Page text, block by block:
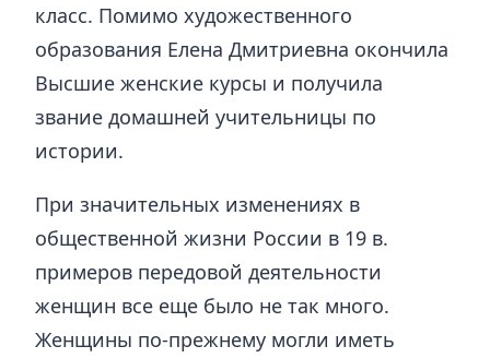
класс. Помимо художественного
образования Елена Дмитриевна окончила
Высшие женские курсы и получила
звание домашней учительницы по
истории.
При значительных изменениях в
общественной жизни России в 19 в.
примеров передовой деятельности
женщин все еще было не так много.
Женщины по-прежнему могли иметь